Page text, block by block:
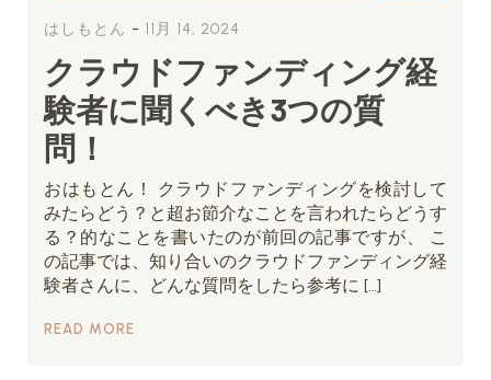
はしもとん - 11月 14, 2024
クラウドファンディング経
験者に聞くべき3つの質
問！
おはもとん！ クラウドファンディングを検討して
みたらどう？と超お節介なことを言われたらどうす
る？的なことを書いたのが前回の記事ですが、 こ
の記事では、知り合いのクラウドファンディング経
験者さんに、どんな質問をしたら参考に […]
READ MORE